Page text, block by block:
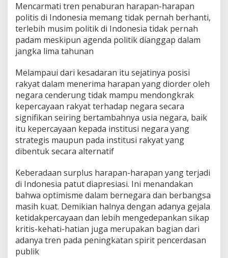
Mencarmati tren penaburan harapan-harapan
politis di Indonesia memang tidak pernah berhanti,
terlebih musim politik di Indonesia tidak pernah
padam meskipun agenda politik dianggap dalam
jangka lima tahunan
Melampaui dari kesadaran itu sejatinya posisi
rakyat dalam menerima harapan yang diorder oleh
negara cenderung tidak mampu mendongkrak
kepercayaan rakyat terhadap negara secara
signifikan seiring bertambahnya usia negara, baik
itu kepercayaan kepada institusi negara yang
strategis maupun pada institusi rakyat yang
dibentuk secara alternatif
Keberadaan surplus harapan-harapan yang terjadi
di Indonesia patut diapresiasi. Ini menandakan
bahwa optimisme dalam bernegara dan berbangsa
masih kuat. Demikian halnya dengan adanya gejala
ketidakpercayaan dan lebih mengedepankan sikap
kritis-kehati-hatian juga merupakan bagian dari
adanya tren pada peningkatan spirit pencerdasan
publik